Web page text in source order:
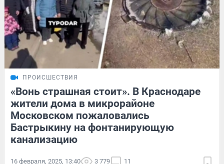
ПРОИСШЕСТВИЯ
«Вонь страшная стоит». В Краснодаре
жители дома в микрорайоне
Московском пожаловались
Бастрыкину на фонтанирующую
канализацию
16 февраля, 2025, 13:40 3 779 11